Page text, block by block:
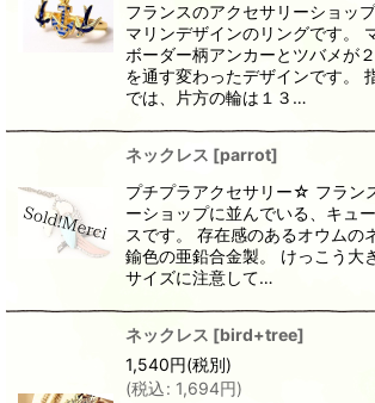
フランスのアクセサリーショップ
マリンデザインのリングです。
ボーダー柄アンカーとツバメが
を通す変わったデザインです。
では、片方の輪は１３…
ネックレス [parrot]
プチプラアクセサリー☆ フラン
ーショップに並んでいる、キュ
スです。 存在感のあるオウムの
鍮色の亜鉛合金製。 けっこう大
サイズに注意して…
ネックレス [bird+tree]
1,540円(税別)
(税込: 1,694円)